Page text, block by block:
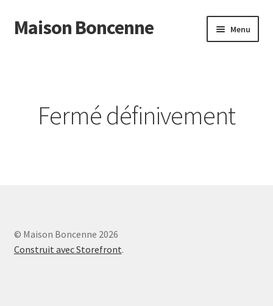
Aller
à
Aller
au
Maison Boncenne Menu
Fermé définivement
© Maison Boncenne 2026
Construit avec Storefront.